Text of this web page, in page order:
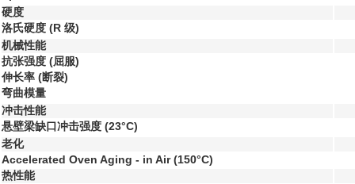
硬度
洛氏硬度 (R 级)
机械性能
抗张强度 (屈服)
伸长率 (断裂)
弯曲模量
冲击性能
悬壁梁缺口冲击强度 (23°C)
老化
Accelerated Oven Aging - in Air(150°C)
热性能